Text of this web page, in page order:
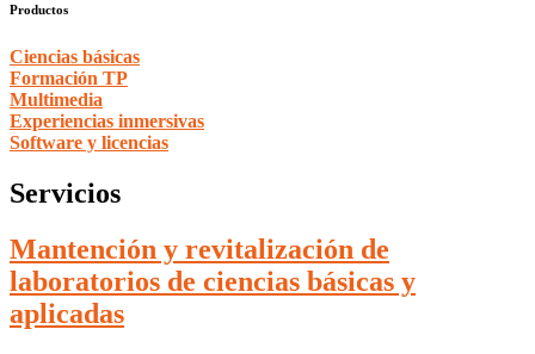
Productos
Ciencias básicas
Formación TP
Multimedia
Experiencias inmersivas
Software y licencias
Servicios
Mantención y revitalización de
laboratorios de ciencias básicas y
aplicadas